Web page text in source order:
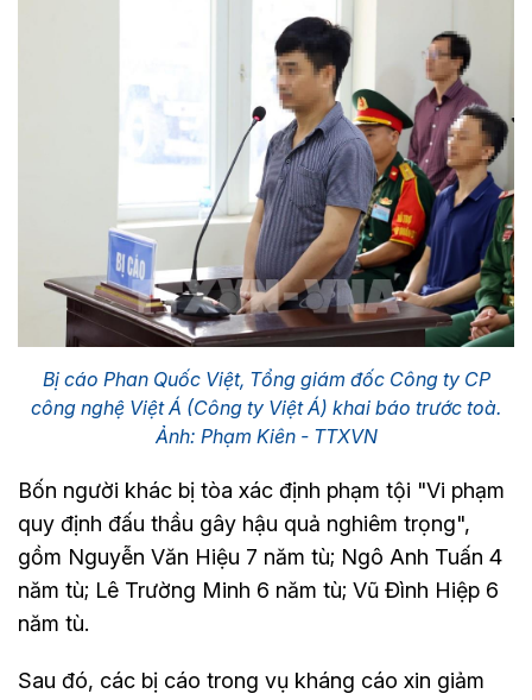
Bị cáo Phan Quốc Việt, Tổng giám đốc Công ty CP
công nghệ Việt Á (Công ty Việt Á) khai báo trước toà.
Ảnh: Phạm Kiên - TTXVN
Bốn người khác bị tòa xác định phạm tội "Vi phạm
quy định đấu thầu gây hậu quả nghiêm trọng",
gồm Nguyễn Văn Hiệu 7 năm tù; Ngô Anh Tuấn 4
năm tù; Lê Trường Minh 6 năm tù; Vũ Đình Hiệp 6
năm tù.
Sau đó, các bị cáo trong vụ kháng cáo xin giảm